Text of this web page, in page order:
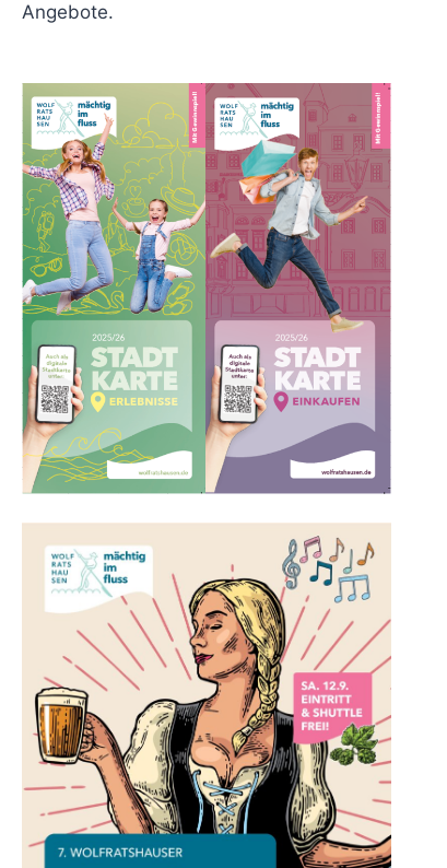
Angebote.